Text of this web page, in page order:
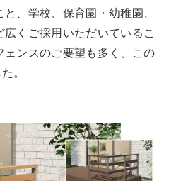
、学校、保育園・幼稚園、
くご採用いただいているこ
ェンスのご要望も多く、この
。